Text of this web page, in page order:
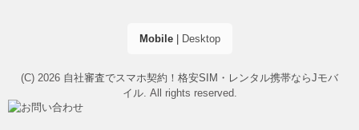
Mobile| Desktop
(C) 2026 自社審査でスマホ契約！格安SIM・レンタル携帯ならJモバ
イル. All rights reserved.